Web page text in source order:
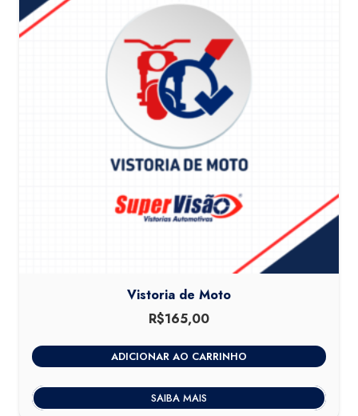
Vistoria de Moto
R$165,00
ADICIONAR AO CARRINHO
SAIBA MAIS